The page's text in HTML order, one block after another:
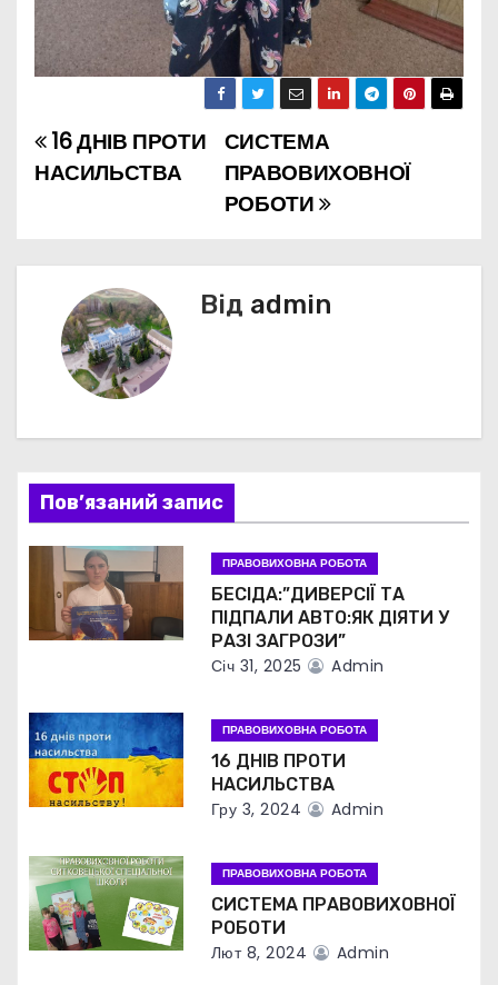
Н
ц
і
я
и
с
і
в
СИСТЕМА
ПРАВОВИХОВНОЇ
РОБОТИ
16 ДНІВ ПРОТИ
НАСИЛЬСТВА
Від admin
Пов’язаний запис
ПРАВОВИХОВНА РОБОТА
БЕСІДА:”ДИВЕРСІЇ ТА
ПІДПАЛИ АВТО:ЯК ДІЯТИ У
РАЗІ ЗАГРОЗИ”
Січ 31, 2025 Admin
ПРАВОВИХОВНА РОБОТА
16 ДНІВ ПРОТИ
НАСИЛЬСТВА
Гру 3, 2024 Admin
ПРАВОВИХОВНА РОБОТА
СИСТЕМА ПРАВОВИХОВНОЇ
РОБОТИ
Лют 8, 2024 Admin